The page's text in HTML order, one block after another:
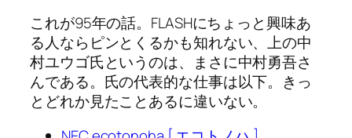
これが95年の話。FLASHにちょっと興味あ
る人ならピンとくるかも知れない、上の中
村ユウゴ氏というのは、まさに中村勇吾さ
んである。氏の代表的な仕事は以下。きっ
とどれか見たことあるに違いない。